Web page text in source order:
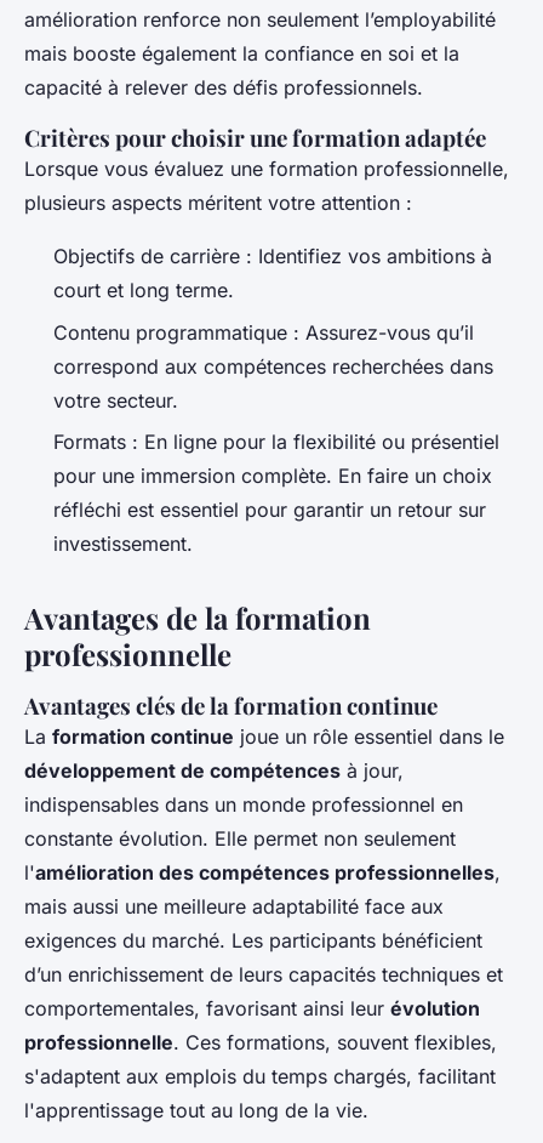
amélioration renforce non seulement l’employabilité
mais booste également la confiance en soi et la
capacité à relever des défis professionnels.
Critères pour choisir une formation adaptée
Lorsque vous évaluez une formation professionnelle,
plusieurs aspects méritent votre attention :
Objectifs de carrière : Identifiez vos ambitions à
court et long terme.
Contenu programmatique : Assurez-vous qu’il
correspond aux compétences recherchées dans
votre secteur.
Formats : En ligne pour la flexibilité ou présentiel
pour une immersion complète. En faire un choix
réfléchi est essentiel pour garantir un retour sur
investissement.
Avantages de la formation
professionnelle
Avantages clés de la formation continue
La formation continue joue un rôle essentiel dans le
développement de compétences à jour,
indispensables dans un monde professionnel en
constante évolution. Elle permet non seulement
l'amélioration des compétences professionnelles,
mais aussi une meilleure adaptabilité face aux
exigences du marché. Les participants bénéficient
d’un enrichissement de leurs capacités techniques et
comportementales, favorisant ainsi leur évolution
professionnelle. Ces formations, souvent flexibles,
s'adaptent aux emplois du temps chargés, facilitant
l'apprentissage tout au long de la vie.